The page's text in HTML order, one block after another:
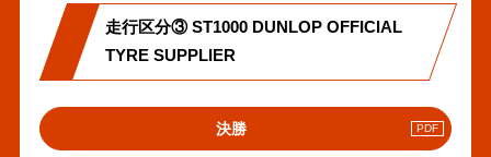
リ
ン
走行区分③ ST1000 DUNLOP OFFICIAL
TYRE SUPPLIER
決勝PDF
へ